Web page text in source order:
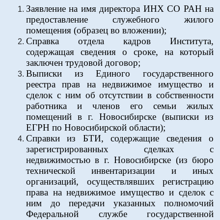
Заявление на имя директора ИНХ СО РАН на
предоставление служебного жилого
помещения (образец во вложении);
Справка отдела кадров Института,
содержащая сведения о сроке, на который
заключен трудовой договор;
Выписки из Единого государственного
реестра прав на недвижимое имущество и
сделок с ним об отсутствии в собственности
работника и членов его семьи жилых
помещений в г. Новосибирске (выписки из
ЕГРН по Новосибирской области);
Справки из БТИ, содержащие сведения о
зарегистрированных сделках с
недвижимостью в г. Новосибирске (из бюро
технической инвентаризации и иных
организаций, осуществлявших регистрацию
права на недвижимое имущество и сделок с
ним до передачи указанных полномочий
Федеральной службе государственной